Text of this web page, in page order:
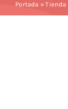
Portada »Tienda